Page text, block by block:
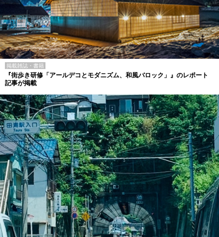
掲載雑誌・書籍
『街歩き研修「アールデコとモダニズム、和風バロック」』のレポート
記事が掲載